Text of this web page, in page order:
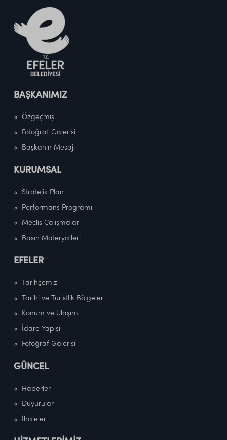
BAŞKANIMIZ
Özgeçmiş
Fotoğraf Galerisi
Başkanın Mesajı
KURUMSAL
Stratejik Plan
Performans Programı
Meclis Çalışmaları
Basın Materyalleri
EFELER
Tarihçemiz
Tarihi ve Turistlik Bölgeler
Konum ve Ulaşım
İdare Yapısı
Fotoğraf Galerisi
GÜNCEL
Haberler
Duyurular
İhaleler